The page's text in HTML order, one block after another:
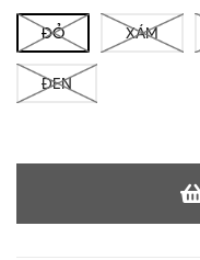
ĐỎ XÁM
ĐEN